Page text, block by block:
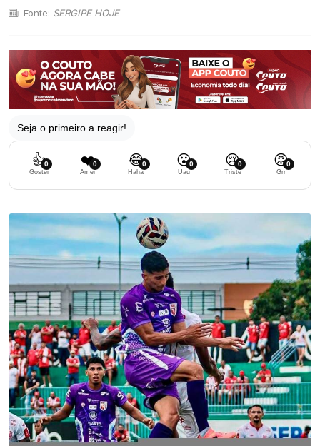
Fonte: SERGIPE HOJE
Seja o primeiro a reagir!
👍0
Gostei
❤️0
Amei
😂0
Haha
😮0
Uau
😢0
Triste
😡0
Grr